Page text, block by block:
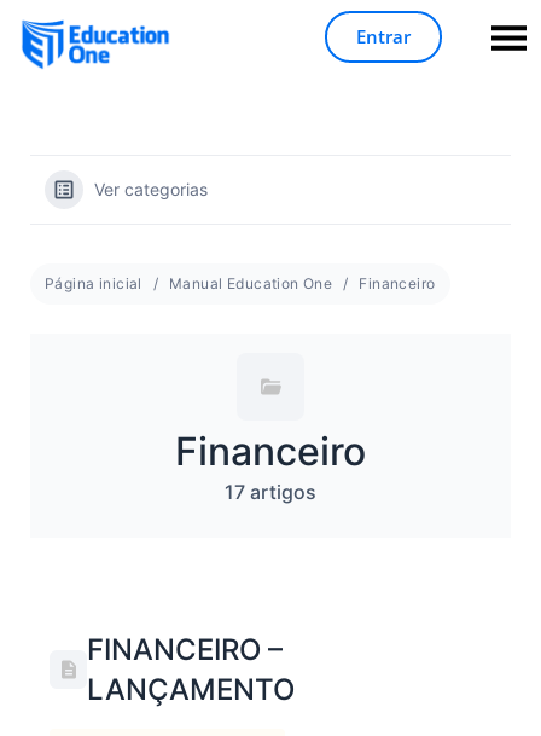
Entrar
Ver categorias
Página inicial Manual Education One Financeiro
Financeiro
17 artigos
FINANCEIRO –
LANÇAMENTO